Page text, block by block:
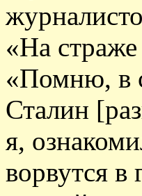
«На
«Помню, в
Сталин
я,
ворвутся в